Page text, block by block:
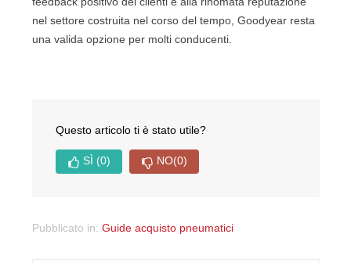
nel settore costruita nel corso del tempo, Goodyear resta
una valida opzione per molti conducenti.
Questo articolo ti è stato utile?
SÌ (0) NO(0)
Pubblicato in: Guide acquisto pneumatici